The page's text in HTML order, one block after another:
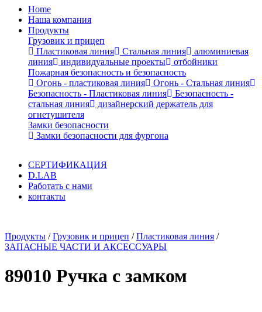
Home
Наша компания
Продукты
Грузовик и прицеп
Пластиковая линия
Стальная линия
алюминиевая
линия
индивидуальные проекты
отбойники
Пожарная безопасность и безопасность
Огонь - пластиковая линия
Огонь - Стальная линия
Безопасность - Пластиковая линия
Безопасность -
стальная линия
дизайнерский держатель для
огнетушителя
Замки безопасности
Замки безопасности для фургона
СЕРТИФИКАЦИЯ
D.LAB
Работать с нами
контакты
Продукты /Грузовик и прицеп /Пластиковая линия /
ЗАПАСНЫЕ ЧАСТИ И АКСЕССУАРЫ
89010 Ручка с замком